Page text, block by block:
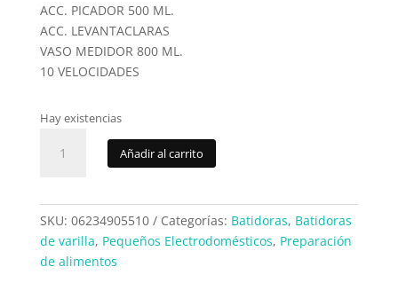
ACC. PICADOR 500 ML.
ACC. LEVANTACLARAS
VASO MEDIDOR 800 ML.
10 VELOCIDADES
Hay existencias
Moulinex
Añadir al carrito
SKU: 06234905510 Categorías: Batidoras, Batidoras
de varilla, Pequeños Electrodomésticos, Preparación
de alimentos